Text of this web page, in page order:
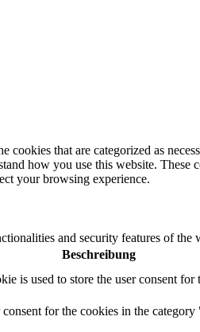
that are categorized as
how you use this website.
your browsing experience.
and security features of the
Beschreibung
is used to store the user consent
for the cookies in the